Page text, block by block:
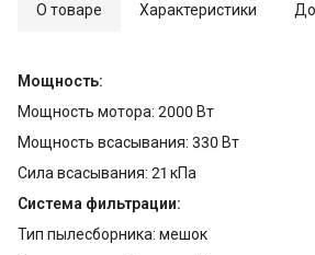
О товаре Характеристики
Мощность:
Мощность мотора: 2000 Вт
Мощность всасывания: 330 Вт
Сила всасывания: 21 кПа
Система фильтрации:
Тип пылесборника: мешок